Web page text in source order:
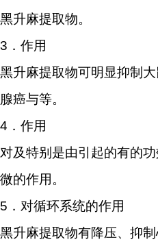
黑升麻提取物。
3．作用
黑升麻提取物可明显抑制
腺癌与等。
4．作用
对及特别是由引起的有的
微的作用。
5．对循环系统的作用
黑升麻提取物有降压、抑